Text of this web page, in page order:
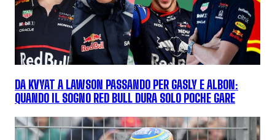
DA KVYAT A LAWSON PASSANDO PER GASLY E ALBON:
QUANDO IL SOGNO RED BULL DURA SOLO POCHE GARE